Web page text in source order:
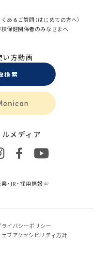
くあるご質問（はじめての方へ）
校保健関係者のみなさまへ
い方動画
検索
メディア
・IR・採用情報
ライバシーポリシー
ェブアクセシビリティ方針